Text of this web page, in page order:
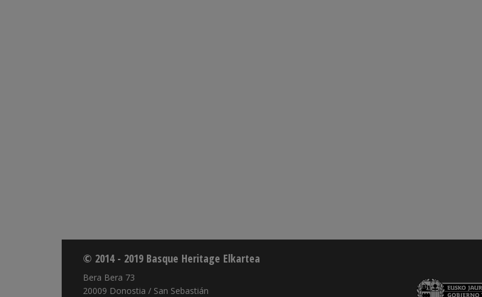
© 2014 - 2019 Basque Heritage Elkartea
Bera Bera 73
20009 Donostia / San Sebastián